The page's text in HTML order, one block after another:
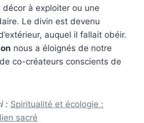
décor à exploiter ou une
Le divin est devenu
auquel il fallait obéir.
nous a éloignés de notre
co-créateurs conscients de
: Spiritualité et écologie :
sacré